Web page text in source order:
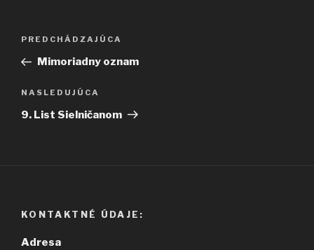
Navigácia
článku
Predchádzajúci
článok
PREDCHÁDZAJÚCA
Mimoriadny oznam
Ďalší
článok
NASLEDUJÚCA
9. List Sielničanom
KONTAKTNÉ ÚDAJE:
Adresa